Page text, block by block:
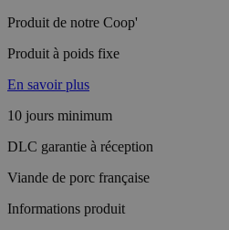
Produit de notre Coop'
Produit à poids fixe
En savoir plus
10 jours minimum
DLC garantie à réception
Viande de porc française
Informations produit